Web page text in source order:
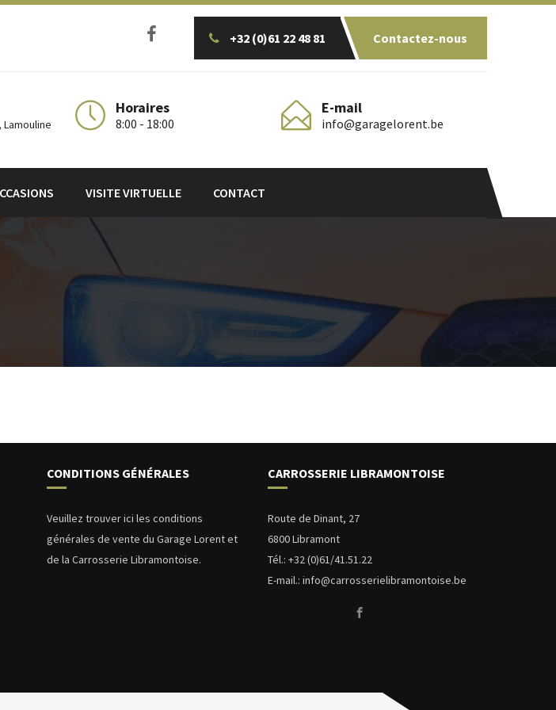
+32 (0)61 22 48 81 Contactez-nous
Lamouline
Horaires
8:00 - 18:00
E-mail
info@garagelorent.be
VISITE VIRTUELLE CONTACT
CONDITIONS GÉNÉRALES
Veuillez trouver ici les conditions
générales de vente du Garage Lorent et
de la Carrosserie Libramontoise.
CARROSSERIE LIBRAMONTOISE
Route de Dinant, 27
6800 Libramont
Tél.: +32 (0)61/41.51.22
E-mail.: info@carrosserielibramontoise.be